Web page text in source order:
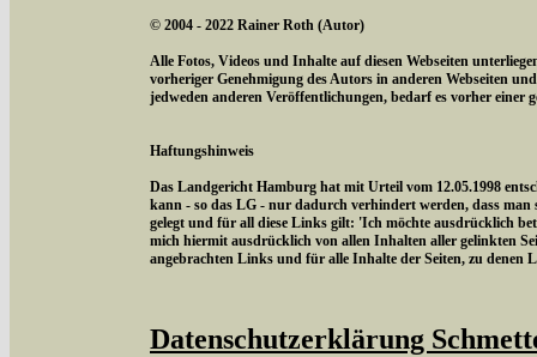
© 2004 - 2022 Rainer Roth (Autor)
Alle Fotos, Videos und Inhalte auf diesen Webseiten
vorheriger Genehmigung des Autors in anderen Webseiten
jedweden anderen Veröffentlichungen, bedarf es vorher einer
Haftungshinweis
Das Landgericht Hamburg hat mit Urteil vom 12.05.1998
kann - so das LG - nur dadurch verhindert werden, dass
gelegt und für all diese Links gilt: 'Ich möchte ausdrücklich
mich hiermit ausdrücklich von allen Inhalten aller gelinkten
angebrachten Links und für alle Inhalte der Seiten, zu denen
Datenschutzerklärung